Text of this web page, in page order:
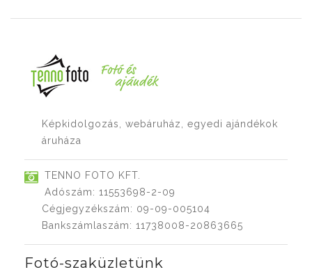
Képkidolgozás, webáruház, egyedi ajándékok
áruháza
TENNO FOTO KFT.
Adószám: 11553698-2-09
Cégjegyzékszám: 09-09-005104
Bankszámlaszám: 11738008-20863665
Fotó-szaküzletünk